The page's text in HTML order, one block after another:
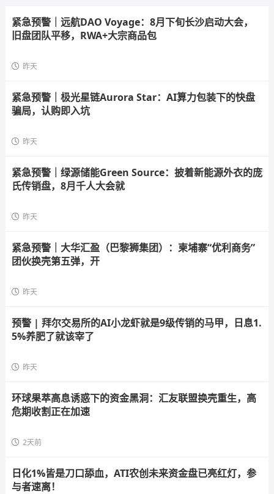
紧急预警｜远航DAO Voyage：8月下旬长沙启动大会，
旧盘团队平移，RWA+大宗商品包
昨天
紧急预警｜极光星链Aurora Star：AI算力包装下的快盘
骗局，认购即入坑
昨天
紧急预警｜绿源储能Green Source：披着新能源外衣的庞
氏传销盘，8月千人大会就
昨天
紧急预警｜大华汇盈（巴黎狮集团）：柬埔寨“优利商务”
团伙换壳第五弹，开
昨天
预警 | 拜尔交易所的AI小龙虾就是9级传销的马甲，日息1.
5%养肥了就该宰了
昨天
环球果萃高息诱惑下的资金黑洞：汇友联盟换壳重生，高
危期收割正在加速
2天前
日化1%皆是刀口舔血，ATI农创未来资金盘已亮红灯，参
与者速离！